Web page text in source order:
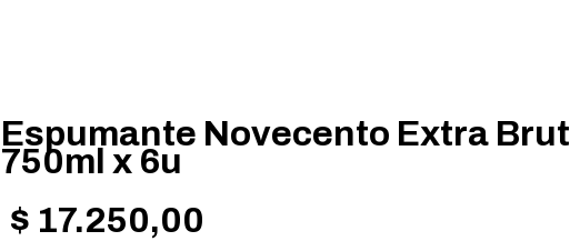
Espumante Novecento Extra Brut
750ml x 6u
$ 17.250,00